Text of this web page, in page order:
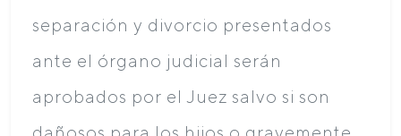
separación y divorcio presentados
ante el órgano judicial serán
aprobados por el Juez salvo si son